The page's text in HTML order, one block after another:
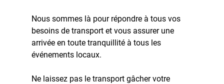
Nous sommes là pour répondre à tous vos
besoins de transport et vous assurer une
arrivée en toute tranquillité à tous les
événements locaux.
Ne laissez pas le transport gâcher votre